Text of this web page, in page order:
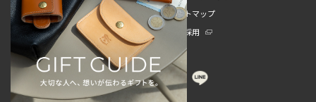
お問い合わせ
サイトマップ
販売スタッフ中途採用
新卒採用